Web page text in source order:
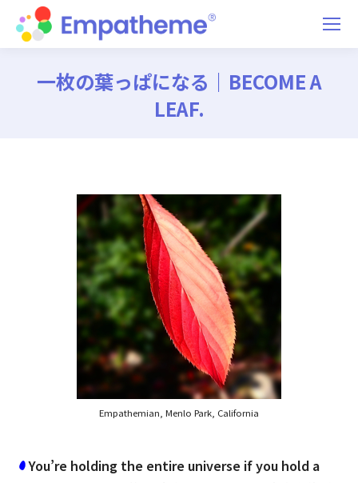
一枚の葉っぱになる｜BECOME A
LEAF.
Empathemian, Menlo Park, California
You’re holding the entire universe if you hold a